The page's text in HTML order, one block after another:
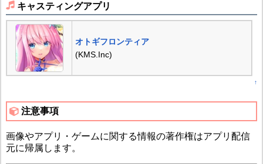
キャスティングアプリ
オトギフロンティア
(KMS.Inc)
↑
注意事項
画像やアプリ・ゲームに関する情報の著作権はアプリ配信
元に帰属します。